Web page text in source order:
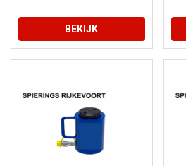
BEKIJK